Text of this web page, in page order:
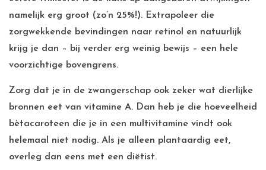
namelijk erg groot (zo’n 25%!). Extrapoleer die
zorgwekkende bevindingen naar retinol en natuurlijk
krijg je dan – bij verder erg weinig bewijs – een hele
voorzichtige bovengrens.
Zorg dat je in de zwangerschap ook zeker wat dierlijke
bronnen eet van vitamine A. Dan heb je die hoeveelheid
bètacaroteen die je in een multivitamine vindt ook
helemaal niet nodig. Als je alleen plantaardig eet,
overleg dan eens met een diëtist.